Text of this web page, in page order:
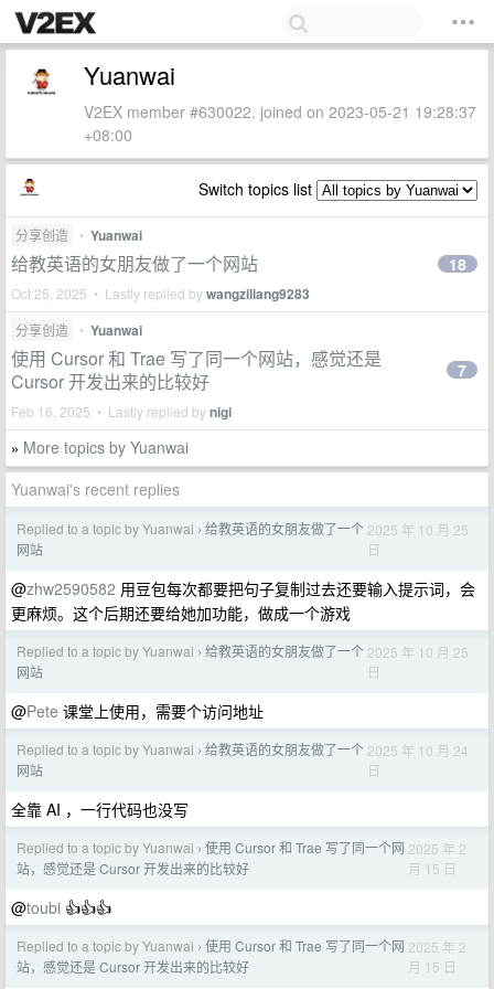
Yuanwai
V2EX member #630022, joined on 2023-05-21 19:28:37
+08:00
Switch topics list
分享创造 • Yuanwai
给教英语的女朋友做了一个网站
Oct 25, 2025 • Lastly replied bywangziliang9283
18
分享创造 • Yuanwai
使用 Cursor 和 Trae 写了同一个网站，感觉还是
Cursor 开发出来的比较好
Feb 16, 2025 • Lastly replied bynigi
7
» More topics by Yuanwai
Yuanwai's recent replies
Replied to a topic by Yuanwai › 给教英语的女朋友做了一个
网站
2025 年 10 月 25
日
@zhw2590582 用豆包每次都要把句子复制过去还要输入提示词，会
更麻烦。这个后期还要给她加功能，做成一个游戏
Replied to a topic by Yuanwai › 给教英语的女朋友做了一个
网站
2025 年 10 月 25
日
@Pete 课堂上使用，需要个访问地址
Replied to a topic by Yuanwai › 给教英语的女朋友做了一个
网站
2025 年 10 月 24
日
全靠 AI ，一行代码也没写
Replied to a topic by Yuanwai › 使用 Cursor 和 Trae 写了同一个网
站，感觉还是 Cursor 开发出来的比较好
2025 年 2
月 15 日
@toubi 👍👍👍
Replied to a topic by Yuanwai › 使用 Cursor 和 Trae 写了同一个网
站，感觉还是 Cursor 开发出来的比较好
2025 年 2
月 15 日